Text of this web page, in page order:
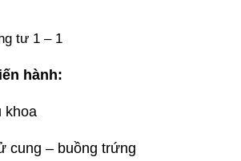
tư 1 – 1
hành:
khoa
cung – buồng trứng